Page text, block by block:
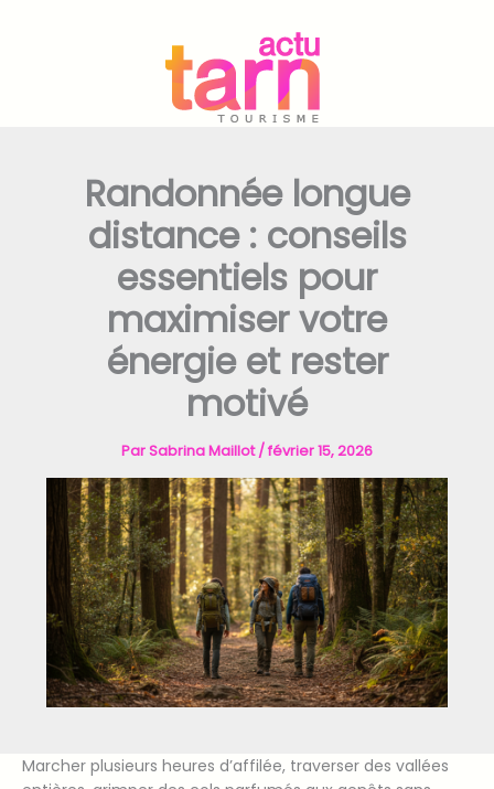
Randonnée longue
distance : conseils
essentiels pour
maximiser votre
énergie et rester
motivé
ParSabrina Maillot/février 15, 2026
Marcher plusieurs heures d’affilée, traverser des vallées